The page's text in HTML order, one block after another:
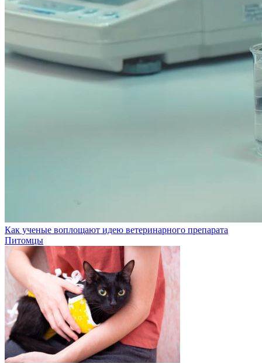
Как ученые воплощают идею ветеринарного препарата
Питомцы